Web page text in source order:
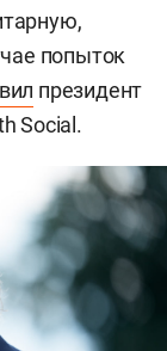
попыток
президент
Social.